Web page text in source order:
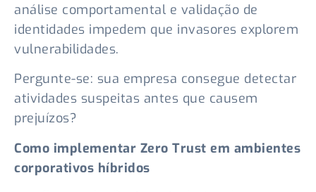
análise comportamental e validação de
identidades impedem que invasores explorem
vulnerabilidades.
Pergunte-se: sua empresa consegue detectar
atividades suspeitas antes que causem
prejuízos?
Como implementar Zero Trust em ambientes
corporativos híbridos